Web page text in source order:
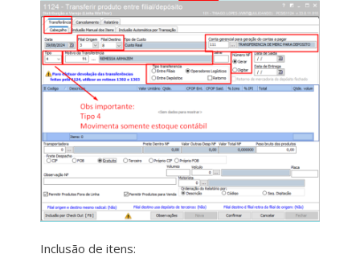
Inclusão de itens: